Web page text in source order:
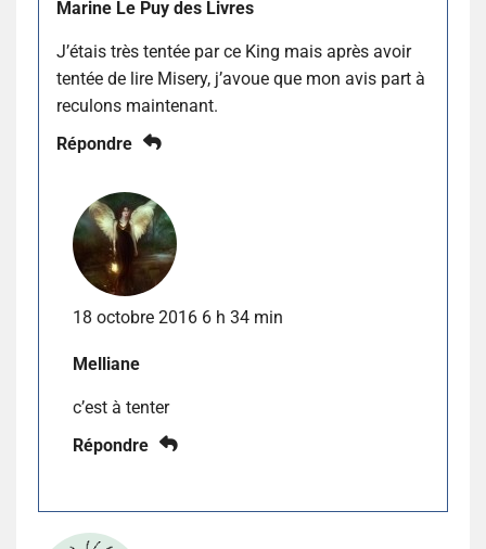
Marine Le Puy des Livres
J’étais très tentée par ce King mais après avoir
tentée de lire Misery, j’avoue que mon avis part à
reculons maintenant.
Répondre
18 octobre 2016 6 h 34 min
Melliane
c’est à tenter
Répondre